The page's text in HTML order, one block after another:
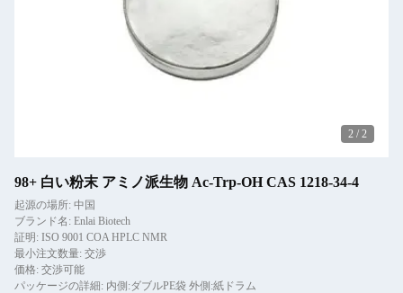
2 / 2
98+ 白い粉末 アミノ派生物 Ac-Trp-OH CAS 1218-34-4
起源の場所: 中国
ブランド名: Enlai Biotech
証明: ISO 9001 COA HPLC NMR
最小注文数量: 交渉
価格: 交渉可能
パッケージの詳細: 内側:ダブルPE袋 外側:紙ドラム